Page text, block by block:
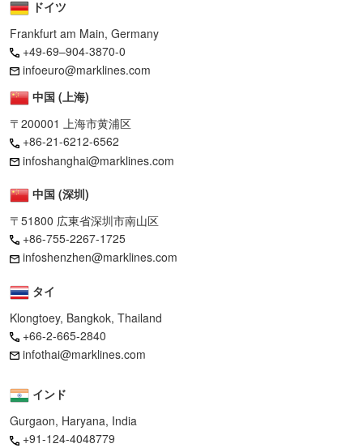
ドイツ
Frankfurt am Main, Germany
+49-69–904-3870-0
infoeuro@marklines.com
中国 (上海)
〒200001 上海市黄浦区
+86-21-6212-6562
infoshanghai@marklines.com
中国 (深圳)
〒51800 広東省深圳市南山区
+86-755-2267-1725
infoshenzhen@marklines.com
タイ
Klongtoey, Bangkok, Thailand
+66-2-665-2840
infothai@marklines.com
インド
Gurgaon, Haryana, India
+91-124-4048779